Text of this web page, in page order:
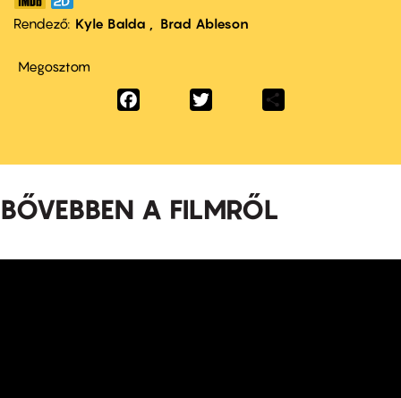
Rendező Kyle Balda Brad Ableson
Megosztom
Facebook
BŐVEBBEN A FILMRŐL